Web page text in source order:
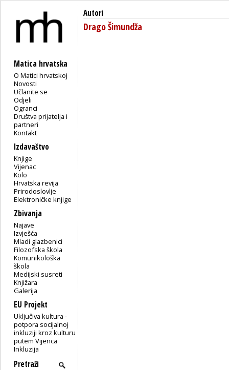
Matica hrvatska
O Matici hrvatskoj
Novosti
Učlanite se
Odjeli
Ogranci
Društva prijatelja i
partneri
Kontakt
Izdavaštvo
Knjige
Vijenac
Kolo
Hrvatska revija
Prirodoslovlje
Elektroničke knjige
Zbivanja
Najave
Izvješća
Mladi glazbenici
Filozofska škola
Komunikološka
škola
Medijski susreti
Knjižara
Galerija
EU Projekt
Uključiva kultura -
potpora socijalnoj
inkluziji kroz kulturu
putem Vijenca
Inkluzija
Autori
Drago Šimundža